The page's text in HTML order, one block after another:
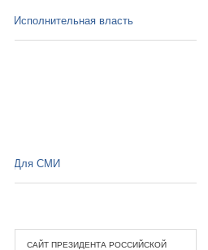
Исполнительная власть
Для СМИ
САЙТ ПРЕЗИДЕНТА РОССИЙСКОЙ